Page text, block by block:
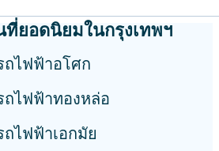
ที่ยอดนิยมในกรุงเทพฯ
ไฟฟ้าอโศก
ไฟฟ้าทองหล่อ
ไฟฟ้าเอกมัย